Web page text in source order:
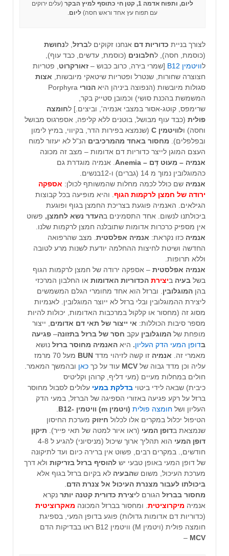
ליום, ותפוח אדמה 1, קטן חי כתוסף למיץ הבקר
(עלים ירוקים
עם תפוח עץ אחד וראש חסה) ליום
לצורך בניית כדוריות דם אנחנו זקוקים לברזל , לנחושת
(כוסמת, חסה), לחלבונים (כוסמת, עדשים, כבד עוף),
לוויטמין B12 [שמרי בירה, כרוב כבוש – זאורקרוט , פטריות
חצוצרה שחורות, שנטרל ופטריות שיטאקי מיובשות, אצות
סגולות מיובשות (הנפוצה ביניהן היא הנורי Porphyra
המשמשת בהכנת סושי) וכמובן סטייק בקר,
שרימפס, קוטג-אסור במצבי אנמיה', וביצים.] לחומצה
פולית (כבד עוף מבושל, בוטנים ללא קליפה, אספרגוס מבושל
וחסה) ולוויטמין C
(שנמצא בפירות הדר, בקיווי, במיץ לימון
ובפלפלים). מחסור באחד מהמרכיבים הנ"ל לא יעזור למוח
העצם המוגן לייצר כדוריות דם אדומות – מצב זה מכונה
אנמיה – מִעוּט דָּם – Anemia
. אנמיה מוגדרת גם
כהמוגלובין נמוך מ 14 (גברים) ו-12בנשים.
אנמיה שם כולל לכמה מחלות שהמשותף לכולן: אספקה
ירודה של חמצן לרקמות הגוף . והיא מופיעה בכל קבוצות
הגילאים. האנמיה פוגעת בצריכת החמצן בגוף ופוגעת
ביכולתנו לנשום. אחד התסמינים בהעדר נשא לחמצן, פשוט
אין מספיק כרכרות אדומות שתובלנה חמצן לרקמות שלנו.
אנמיה כזו נקראת: אנמיה אפלסטית . מצב שהרפואה
החדשה ושיטת לחיצות ההחלמה יודעת לשנות מרע לטובה
וללא תרופות.
אנמיה אפלסטית – אספקה ירודה של חמצן לרקמות הגוף
בשל בעיה ביצירת הכדוריות האדומות או החלבון המרכזי
בהן המוגלובין . וברזל הוא אחד מחומרי הגלם המשמשים
ליצירת ההמוגלובין ובלי ברזל לא ייוצר המוגלובין. לאנמיות
מסוג זה (מחסור או קלקול במרכבות האדומות, יכולות להיות
מספר סיבות הכוללות: אי ייצור של תאי דם אדומים , ייצור
מופחת של המוגלובין עקב חסר של ברזל בתזונה– פגיעה
בדופן המעי הדק העליון. היא האנמיה מחוסר ברזל נושא
מאמרי זה. אנמיה זו קשה לזיהוי מדד BUN
מעל 70 מרמז
עליה וכן מדד גבוה של MCV עוד על כך כאן ובהמשך המאמר.
חולים במחלות מעיים (מעי דליף, קרוהן וקליטיס
כיבית) שבאה לידי ביטוי בדלקת במעי עלולים לסבול מחוסר
ברזל על רקע פגיעה באזורי הספיגה של הברזל, במעי הדק
העליון ושל חומצה פולית (ויטמין m) וויטמין -B12
הטיפול יכלול במקרים אלו לכלול חיזוק מערכת החיסון
שנמצאת בדופן המעי (ראו איור למטה של תאי פייר). תיקון
דופן המעי
הוא תהליך ארוך שיכול (מניסיוני) להגיע ל 4-8
חודשים,. במקרים רבים, פשוט אין ברירה כיום ועד לתיקונה
של דופן המעי באופן טבעי יש להוסיף ברזל בזריקות ולא דרך
מערכת העיכול, משום שהבעיה לא בקיום ברזל בגוף אלא
ביכולתו לעבור מצנרת העיכול אל צנרת הדם
מחסור בברזל הגורם ליצירת כדורית קטנה יותר נקרא
אנמיה מיקרוציטית . ומחסור בברזל המכונה מאקרוציטית
(כדוריות דם אדומות גדולות) פוגע בדופן המעי, בספיגת
חומצה פולית (ויטמין M) וויטמין B12 ראו בבדיקות הדם
MCV
–